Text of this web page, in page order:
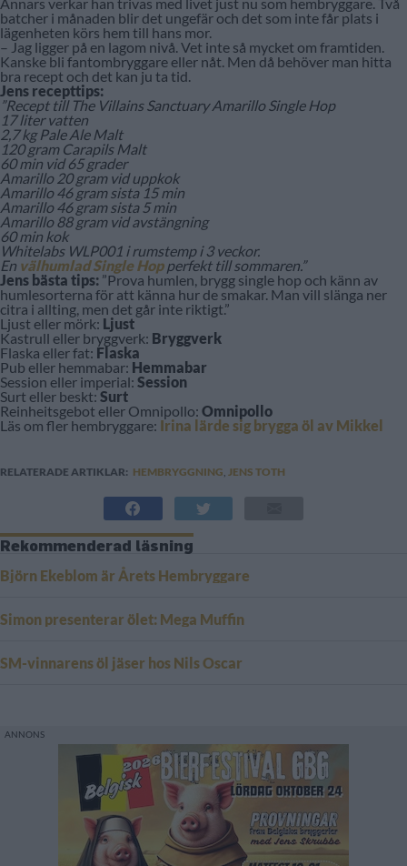
batcher i månaden blir det ungefär och det som inte får plats i
lägenheten körs hem till hans mor.
– Jag ligger på en lagom nivå. Vet inte så mycket om framtiden.
Kanske bli fantombryggare eller nåt. Men då behöver man hitta
bra recept och det kan ju ta tid.
Jens recepttips:
”Recept till The Villains Sanctuary Amarillo Single Hop
17 liter vatten
2,7 kg Pale Ale Malt
120 gram Carapils Malt
60 min vid 65 grader
Amarillo 20 gram vid uppkok
Amarillo 46 gram sista 15 min
Amarillo 46 gram sista 5 min
Amarillo 88 gram vid avstängning
60 min kok
Whitelabs WLP001 i rumstemp i 3 veckor.
En välhumlad Single Hopperfekt till sommaren.”
Jens bästa tips: ”Prova humlen, brygg single hop och känn av
humlesorterna för att känna hur de smakar. Man vill slänga ner
citra i allting, men det går inte riktigt.”
Ljust eller mörk: Ljust
Kastrull eller bryggverk: Bryggverk
Flaska eller fat: Flaska
Pub eller hemmabar: Hemmabar
Session eller imperial: Session
Surt eller beskt:Surt
Reinheitsgebot eller Omnipollo: Omnipollo
Läs om fler hembryggare: Irina lärde sig brygga öl av Mikkel
RELATERADE ARTIKLAR: HEMBRYGGNING JENS TOTH
Rekommenderad läsning
Björn Ekeblom är Årets Hembryggare
Simon presenterar ölet: Mega Muffin
SM-vinnarens öl jäser hos Nils Oscar